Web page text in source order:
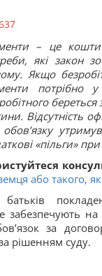
– це кошти
які закон
Якщо
потрібно
Відсутність
обов’язку
«пільги»
або такого,
за
рішенням суду.